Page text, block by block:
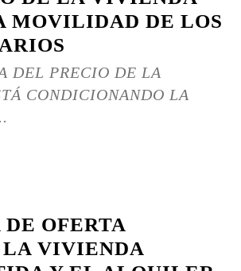
MOVILIDAD DE LOS
DEL PRECIO DE LA
CONDICIONANDO LA
OFERTA
VIVIENDA